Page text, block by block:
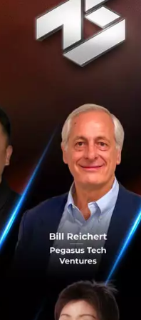
5G ที่เปิดให้ทดล
ดิจิทัลเพื่อเศรษฐ
เสียง กิจการโทร
ศุภชัย เจียรวนนท์
Square” อย่างเ
ลิโด้ คอนเน็คท์ โ
ของ “True 5G
Experience เชื่อ
ต่างๆ ในทรูช้อป